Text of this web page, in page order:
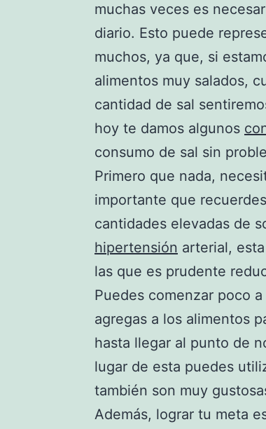
muchas veces es
diario. Esto puede
muchos, ya que, si
alimentos muy salados,
cantidad de sal
hoy te damos algunos
consumo de sal sin
Primero que nada,
importante que
cantidades elevadas de
hipertensión arterial,
las que es prudente
Puedes comenzar poco
agregas a los alimentos
hasta llegar al punto de
lugar de esta puedes
también son muy
Además, lograr tu meta